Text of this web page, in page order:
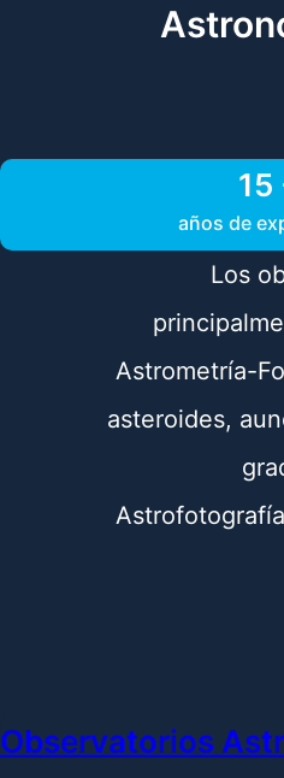
15
años de
Los
Astrometría-
asteroides,
Observatorios